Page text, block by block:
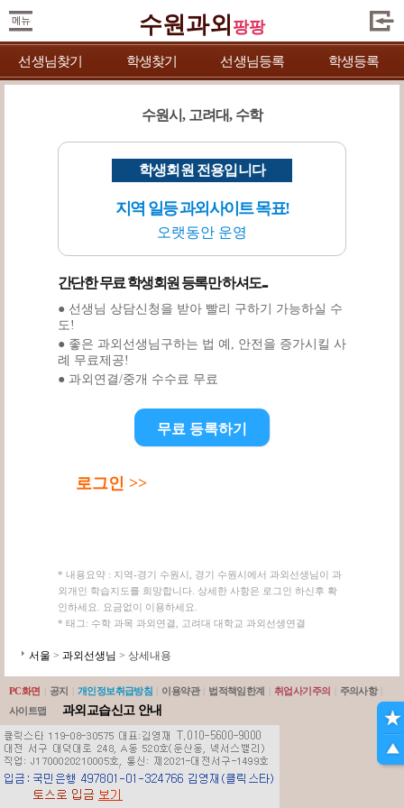
수원과외 팡팡
선생님찾기 학생찾기 선생님등록 학생등록
수원시, 고려대, 수학
학생회원 전용입니다
지역 일등 과외사이트 목표!
오랫동안 운영
간단한 무료 학생회원 등록만 하셔도...
● 선생님 상담신청을 받아 빨리 구하기 가능하실 수
도!
● 좋은 과외선생님구하는 법 예, 안전을 증가시킬 사
례 무료제공!
● 과외연결/중개 수수료 무료
무료 등록하기
로그인 >>
* 내용요약 : 지역-경기 수원시, 경기 수원시에서 과외선생님이 과
외개인 학습지도를 희망합니다. 상세한 사항은 로그인 하신후 확
인하세요. 요금없이 이용하세요.
* 태그: 수학 과목 과외연결, 고려대 대학교 과외선생연결
서울 > 과외선생님 > 상세내용
PC화면 공지 개인정보취급방침 이용약관 법적책임한계 취업사기주의 주의사항
사이트맵
과외교습신고 안내